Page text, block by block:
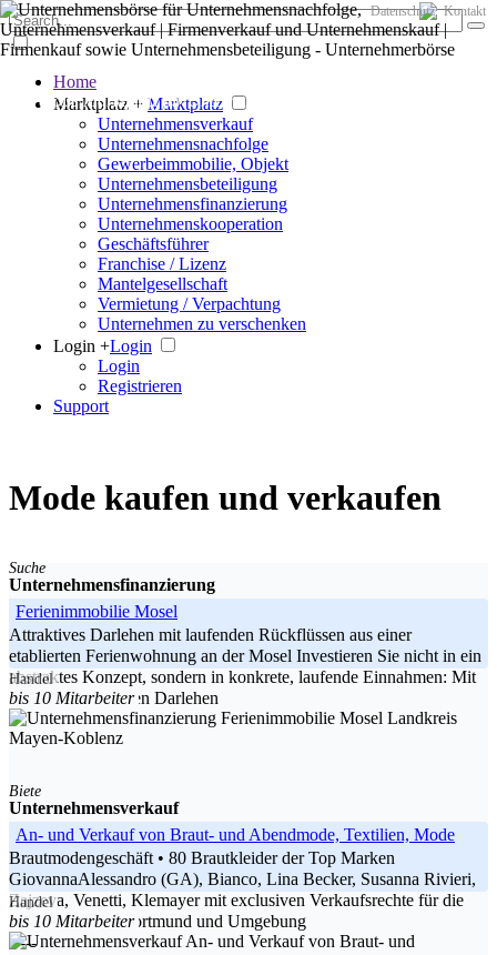
Der große Marktplatz für Unternehmen
Datenschutz Kontakt
Home
Marktplatz + Marktplatz
Unternehmensverkauf
Unternehmensnachfolge
Gewerbeimmobilie, Objekt
Unternehmensbeteiligung
Unternehmensfinanzierung
Unternehmenskooperation
Geschäftsführer
Franchise / Lizenz
Mantelgesellschaft
Vermietung / Verpachtung
Unternehmen zu verschenken
Login +Login
Login
Registrieren
Support
Mode kaufen und verkaufen
Suche
Unternehmensfinanzierung
Ferienimmobilie Mosel
Attraktives Darlehen mit laufenden Rückflüssen aus einer
etablierten Ferienwohnung an der Mosel Investieren Sie nicht in ein
abstraktes Konzept, sondern in konkrete, laufende Einnahmen: Mit
einem nachrangigen Darlehen
-----
Rheinland-Pfalz
Handel
bis 10 Mitarbeiter
Landkreis
Mayen-Koblenz
Biete
Unternehmensverkauf
An- und Verkauf von Braut- und Abendmode, Textilien, Mode
Brautmodengeschäft • 80 Brautkleider der Top Marken
GiovannaAlessandro (GA), Bianco, Lina Becker, Susanna Rivieri,
Zajzeva, Venetti, Klemayer mit exclusiven Verkaufsrechte für die
Vertriebsregion Dortmund und Umgebung
-----
Handel
bis 10 Mitarbeiter